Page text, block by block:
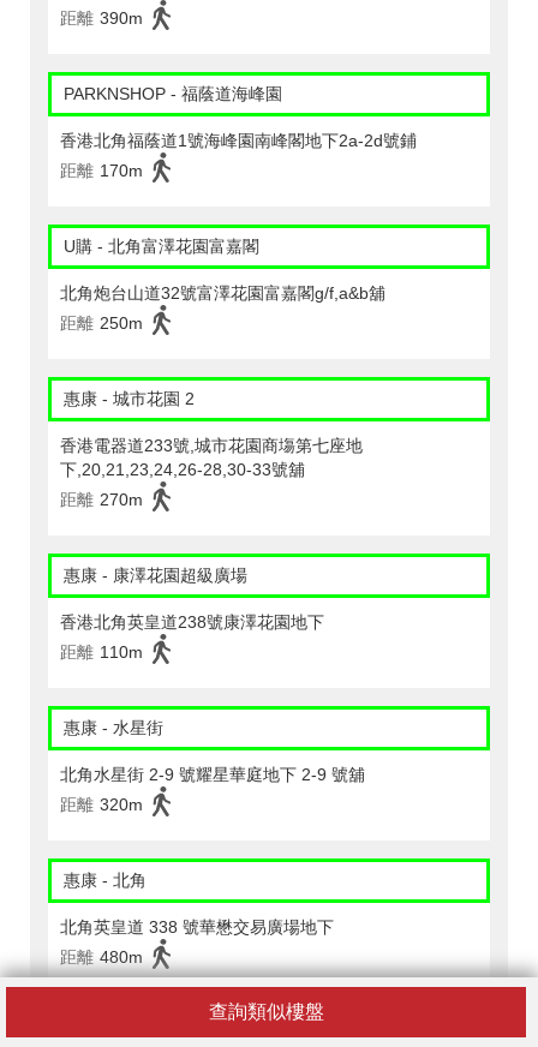
查詢類似樓盤
距離 390m
PARKNSHOP - 福蔭道海峰園
香港北角福蔭道1號海峰園南峰閣地下2a-2d號鋪
距離 170m
U購 - 北角富澤花園富嘉閣
北角炮台山道32號富澤花園富嘉閣g/f,a&b舖
距離 250m
惠康 - 城市花園 2
香港電器道233號,城市花園商塲第七座地
下,20,21,23,24,26-28,30-33號舖
距離 270m
惠康 - 康澤花園超級廣場
香港北角英皇道238號康澤花園地下
距離 110m
惠康 - 水星街
北角水星街 2-9 號耀星華庭地下 2-9 號舖
距離 320m
惠康 - 北角
北角英皇道 338 號華懋交易廣場地下
距離 480m
CircleK - 北角 (237)